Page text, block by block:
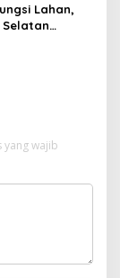
Lahan,
Selatan
yang wajib